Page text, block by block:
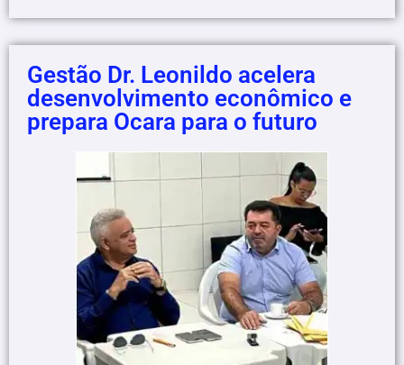
Gestão Dr. Leonildo acelera
desenvolvimento econômico e
prepara Ocara para o futuro